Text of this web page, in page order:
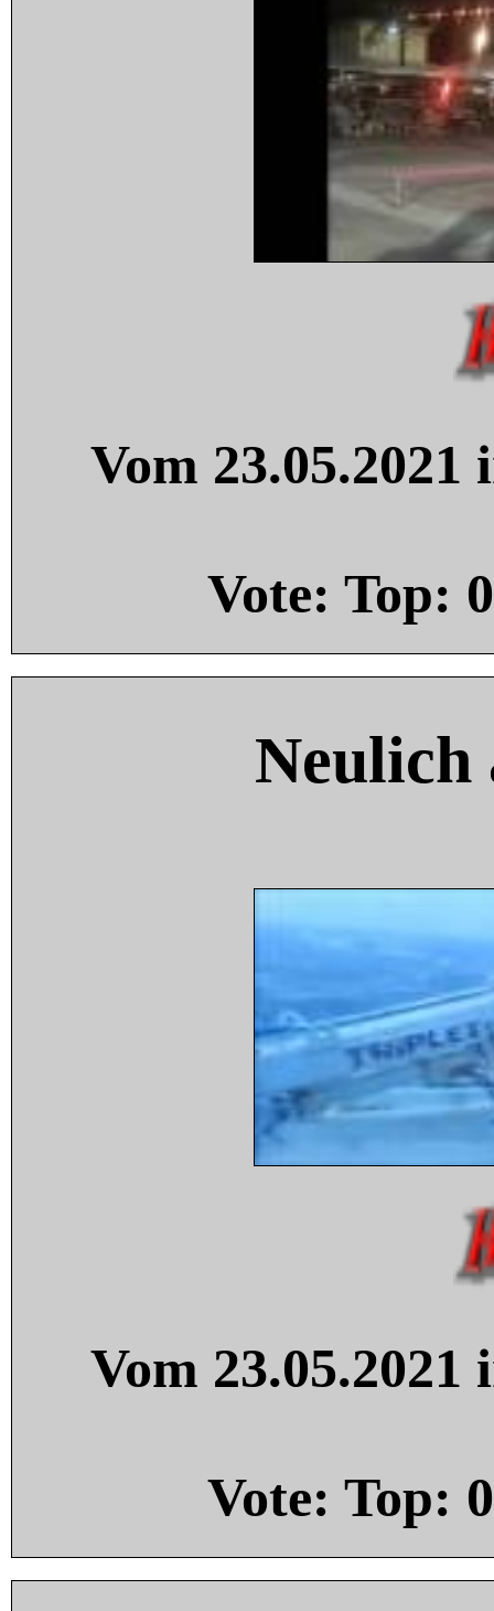
Vom
Vote: Top: 0
Neulich
Vom
Vote: Top: 0